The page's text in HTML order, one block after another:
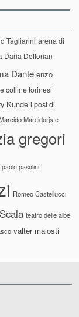
Tagliarini arena di
Daria Deflorian
Dante enzo
colline torinesi
Kunde i post di
Marcidorjs e
gregori
paolo pasolini
Romeo Castellucci
teatro delle albe
valter malosti